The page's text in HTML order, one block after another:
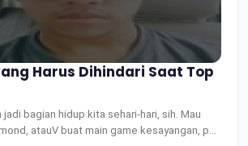
Harus Dihindari Saat Top
bagian hidup kita sehari-hari, sih. Mau
atauV buat main game kesayangan, p